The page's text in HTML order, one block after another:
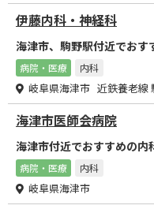
伊藤内科・神経科
海津市、駒野駅付近でおす
病院・医療 内科
岐阜県海津市 近鉄養老線
海津市医師会病院
海津市付近でおすすめの
病院・医療 内科
岐阜県海津市